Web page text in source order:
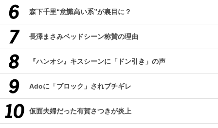
森下千里“意識高い系”が裏目に？
長澤まさみベッドシーン称賛の理由
『ハンオシ』キスシーンに「ドン引き」の声
Adoに「ブロック」されブチギレ
仮面夫婦だった有賀さつきが炎上